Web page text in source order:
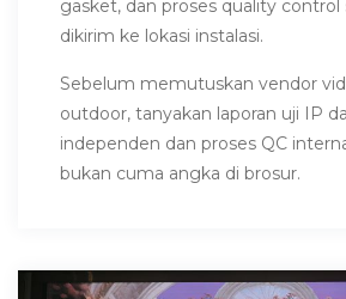
gasket, dan proses quality
dikirim ke lokasi instalasi.
Sebelum memutuskan vendor
outdoor, tanyakan laporan uji IP
independen dan proses QC
bukan cuma angka di brosur.